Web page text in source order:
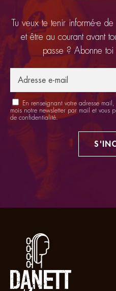
Tu veux te tenir informé-e
et être au courant avant
passe ? Abonne
En renseignant votre adresse
mois notre newsletter par mail et vous
de confidentialité.